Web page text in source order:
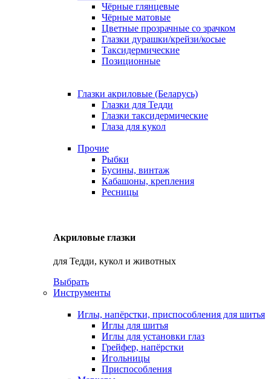
Чёрные глянцевые
Чёрные матовые
Цветные прозрачные со зрачком
Глазки дурашки/крейзи/косые
Таксидермические
Позиционные
Глазки акриловые (Беларусь)
Глазки для Тедди
Глазки таксидермические
Глаза для кукол
Прочие
Рыбки
Бусины, винтаж
Кабашоны, крепления
Ресницы
Акриловые глазки
для Тедди, кукол и животных
Выбрать
Инструменты
Иглы, напёрстки, приспособления для шитья
Иглы для шитья
Иглы для установки глаз
Грейфер, напёрстки
Игольницы
Приспособления